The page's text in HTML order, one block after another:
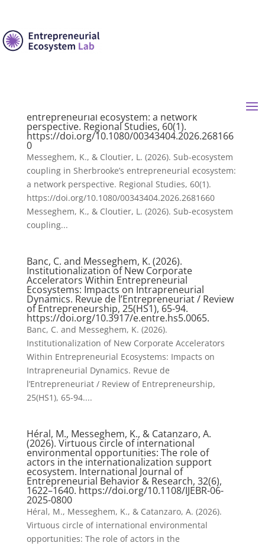
entrepreneurial ecosystem: a network
perspective. Regional Studies, 60(1).
https://doi.org/10.1080/00343404.2026.268166
0
Messeghem, K., & Cloutier, L. (2026). Sub-ecosystem
coupling in Sherbrooke’s entrepreneurial ecosystem:
a network perspective. Regional Studies, 60(1).
https://doi.org/10.1080/00343404.2026.2681660
Messeghem, K., & Cloutier, L. (2026). Sub-ecosystem
coupling...
Banc, C. and Messeghem, K. (2026).
Institutionalization of New Corporate
Accelerators Within Entrepreneurial
Ecosystems: Impacts on Intrapreneurial
Dynamics. Revue de l’Entrepreneuriat / Review
of Entrepreneurship, 25(HS1), 65-94.
https://doi.org/10.3917/e.entre.hs5.0065.
Banc, C. and Messeghem, K. (2026).
Institutionalization of New Corporate Accelerators
Within Entrepreneurial Ecosystems: Impacts on
Intrapreneurial Dynamics. Revue de
l’Entrepreneuriat / Review of Entrepreneurship,
25(HS1), 65-94....
Héral, M., Messeghem, K., & Catanzaro, A.
(2026). Virtuous circle of international
environmental opportunities: The role of
actors in the internationalization support
ecosystem. International Journal of
Entrepreneurial Behavior & Research, 32(6),
1622–1640. https://doi.org/10.1108/IJEBR-06-
2025-0800
Héral, M., Messeghem, K., & Catanzaro, A. (2026).
Virtuous circle of international environmental
opportunities: The role of actors in the